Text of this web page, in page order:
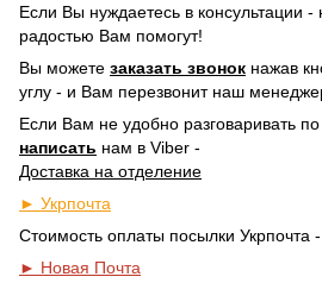
Если Вы нуждаетесь в консультации
радостью Вам помогут!
Вы можете заказать звонок нажав
углу - и Вам перезвонит наш
Если Вам не удобно разговаривать
написать нам в Viber -
Доставка на отделение
► Укрпочта
Стоимость оплаты посылки Укрпочта -
► Новая Почта